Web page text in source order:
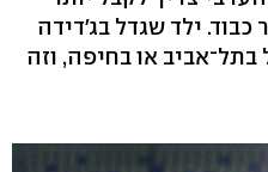
כבוד. ילד שגדל בג'דידה
בתל־אביב או בחיפה, וזה